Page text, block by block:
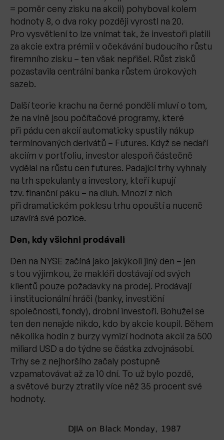
= poměr ceny zisku na akcii) pohyboval kolem
hodnoty 8, o dva roky později vyrostl na 20.
Pro vysvětlení to lze vnímat tak, že investoři platili
za akcie extra prémii v očekávání budoucího růstu
firemního zisku – ten však nepřišel. Růst zisků
pozastavila centrální banka růstem úrokových
sazeb.
Další teorie krachu na černé pondělí mluví o tom,
že na vině jsou počítačové programy, které
při pádu cen akcií automaticky spustily nákup
termínovaných derivátů – Futures. Když se nedaří
akciím v portfoliu, investor alespoň částečně
vydělal na růstu cen futures. Padající trhy vyhnaly
na trh spekulanty a investory, kteří kupují
tzv. finanční páku – na dluh. Mnozí z nich
při dramatickém poklesu trhu opouští a nuceně
uzavírá své pozice.
Den, kdy všichni prodávali
Den na NYSE začíná jako jakýkoli jiný den – jen
s tou výjimkou, že makléři dostávají od svých
klientů pouze požadavky na prodej. Prodávají
i institucionální hráči (banky, investiční
společnosti, fondy), drobní investoři. Bohužel se
ten den nenajde nikdo, kdo by akcie koupil. Během
několika hodin z burzy vymizí hodnota akcií za 500
miliard USD a do týdne se částka zdvojnásobí.
Trhy se z nejhoršího začaly postupně
vzpamatovávat až za 10 dní. To už bylo pozdě,
a světové burzy ztratily více něž 35 procent své
hodnoty.